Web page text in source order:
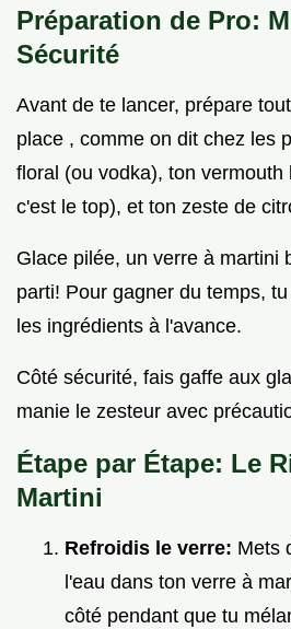
Préparation de Pro:
Sécurité
Avant de te lancer, prépare
place , comme on dit chez les
floral (ou vodka), ton vermouth
c'est le top), et ton zeste de
Glace pilée, un verre à martini
parti! Pour gagner du temps,
les ingrédients à l'avance.
Côté sécurité, fais gaffe aux
manie le zesteur avec
Étape par Étape: Le
Martini
Refroidis le verre: Mets
l'eau dans ton verre à
côté pendant que tu